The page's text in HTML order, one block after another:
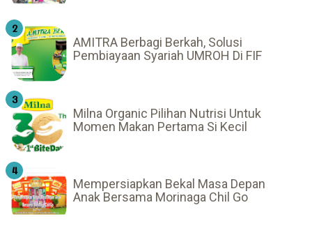
AMITRA Berbagi Berkah, Solusi
Pembiayaan Syariah UMROH Di FIF
Milna Organic Pilihan Nutrisi Untuk
Momen Makan Pertama Si Kecil
Mempersiapkan Bekal Masa Depan
Anak Bersama Morinaga Chil Go